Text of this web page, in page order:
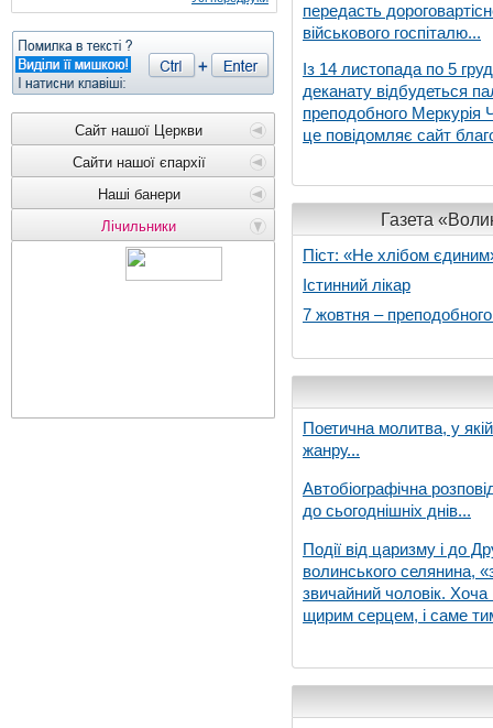
Сайт нашої Церкви
Сайти нашої єпархії
Наші банери
Лічильники
передасть
військового госпіталю...
Із 14 листопада по 5
деканату відбудеться
преподобного Меркурія
це повідомляє сайт
Газета
Піст: «Не хлібом
Істинний лікар
7 жовтня –
Поетична молитва, у
жанру...
Автобіографічна
до сьогоднішніх днів...
Події від царизму і до
волинського селянина,
звичайний чоловік. Хоча
щирим серцем, і саме